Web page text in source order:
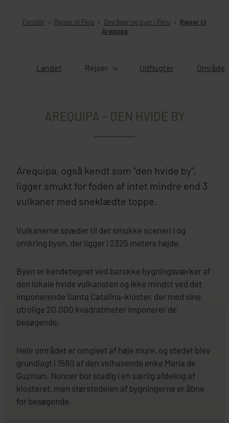
Forside Rejser til Peru Områder og byer i Peru
Rejser til
Arequipa
Landet Rejser Udflugter
AREQUIPA - DEN HVIDE BY
Arequipa, også kendt som “den hvide by”,
ligger smukt for foden af intet mindre end 3
vulkaner med sneklædte toppe.
Vulkanerne spæder til det smukke sceneri i og
omkring byen, der ligger i 2325 meters højde.
Byen er kendetegnet ved barokke bygningsværker af
den lokale hvide vulkansten og ikke mindst ved det
imponerende Santa Catalina-kloster, der med sine
utrolige 20.000 kvadratmeter imponerer de
besøgende.
Hele området er omgivet af høje mure, og stedet blev
grundlagt i 1580 af den velhavende enke Maria de
Guzman. Nonner bor stadig i en særlig afdeling af
klosteret, men størstedelen af bygningerne er åbne
for besøgende.